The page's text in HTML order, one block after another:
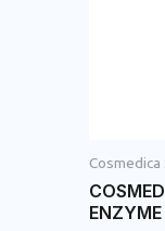
Cosmedica